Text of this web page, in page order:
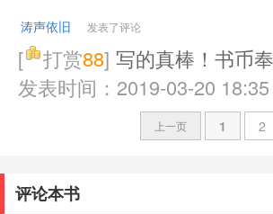
涛声依旧 发表了评论
[ 打赏88] 写的真棒！书币奉
发表时间：2019-03-20 18:35
上一页 1 2
评论本书